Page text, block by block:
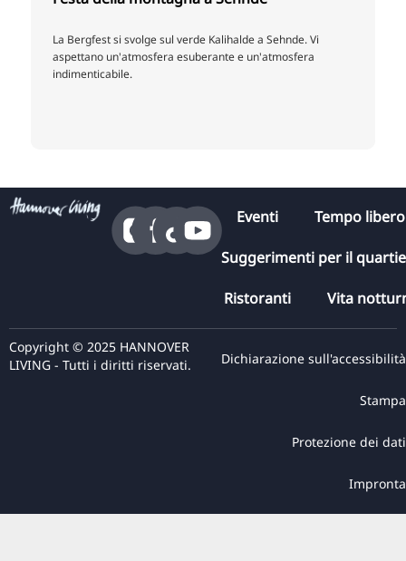
La Bergfest si svolge sul verde Kalihalde a Sehnde. Vi
aspettano un'atmosfera esuberante e un'atmosfera
indimenticabile.
Eventi Tempo libero
Suggerimenti per il
Ristoranti Vita
Copyright © 2025 HANNOVER
LIVING - Tutti i diritti riservati.
Dichiarazione sull'accessibilità
Stampa
Protezione dei dati
Impronta